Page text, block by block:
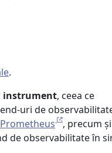
.
instrument, ceea ce
uri de
Prometheus
, ​​precum și
de observabilitate în